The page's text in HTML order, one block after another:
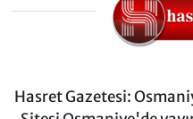
Hasret Gazetesi: